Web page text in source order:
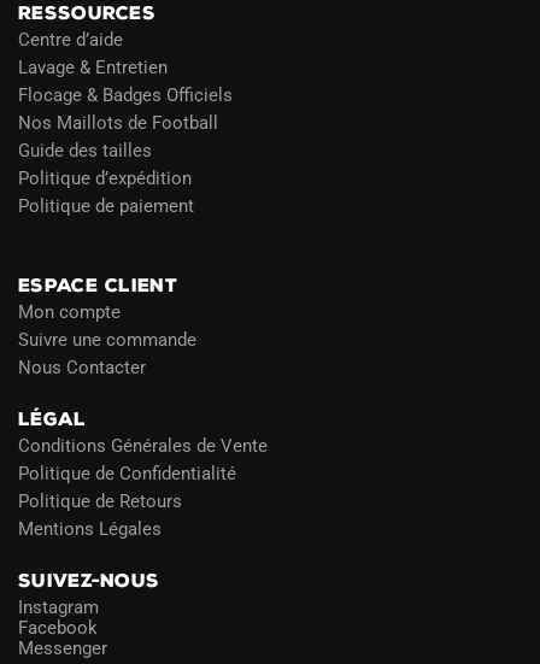
RESSOURCES
Centre d’aide
Lavage & Entretien
Flocage & Badges Officiels
Nos Maillots de Football
Guide des tailles
Politique d’expédition
Politique de paiement
ESPACE CLIENT
Mon compte
Suivre une commande
Nous Contacter
LÉGAL
Conditions Générales de Vente
Politique de Confidentialité
Politique de Retours
Mentions Légales
SUIVEZ-NOUS
Instagram
Facebook
Messenger